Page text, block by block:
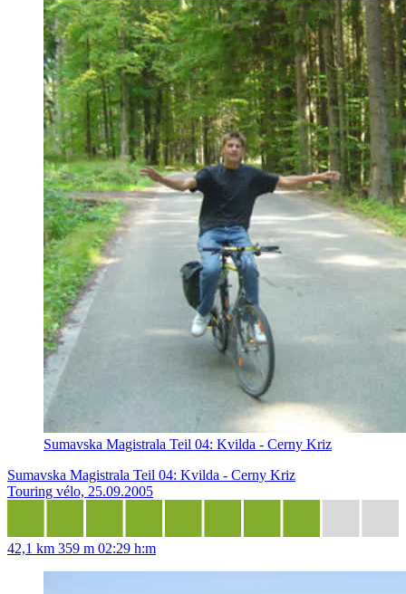
Sumavska Magistrala Teil 04: Kvilda - Cerny Kriz
Sumavska Magistrala Teil 04: Kvilda - Cerny Kriz
Touring vélo, 25.09.2005
42,1 km 359 m 02:29 h:m